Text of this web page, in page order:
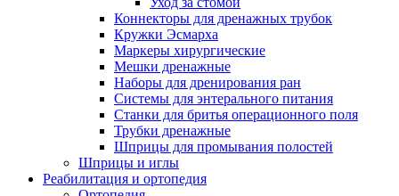
Коннекторы для дренажных трубок
Кружки Эсмарха
Маркеры хирургические
Мешки дренажные
Наборы для дренирования ран
Системы для энтерального питания
Станки для бритья операционного поля
Трубки дренажные
Шприцы для промывания полостей
Шприцы и иглы
Реабилитация и ортопедия